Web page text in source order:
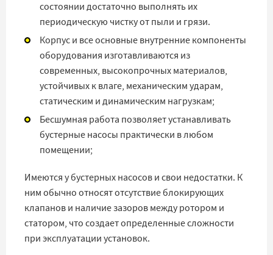
состоянии достаточно выполнять их
периодическую чистку от пыли и грязи.
Корпус и все основные внутренние компоненты
оборудования изготавливаются из
современных, высокопрочных материалов,
устойчивых к влаге, механическим ударам,
статическим и динамическим нагрузкам;
Бесшумная работа позволяет устанавливать
бустерные насосы практически в любом
помещении;
Имеются у бустерных насосов и свои недостатки. К
ним обычно относят отсутствие блокирующих
клапанов и наличие зазоров между ротором и
статором, что создает определенные сложности
при эксплуатации установок.